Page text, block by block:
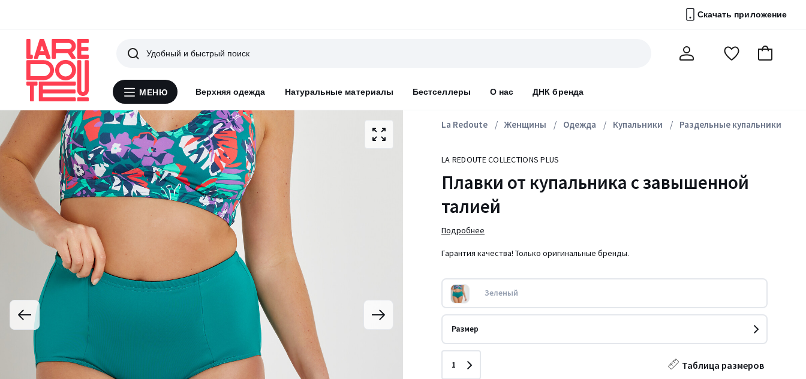
Скачать приложение
Меню
МЕНЮ Верхняя одежда Натуральные материалы Бестселлеры О нас ДНК бренда
Поиск
ПерейтиВ
La Redoute Женщины Одежда Купальники Раздельные купальники
LA REDOUTE COLLECTIONS PLUS
Плавки от купальника с завышенной
талией
Подробнее
Гарантия качества! Только оригинальные бренды.
Зеленый
Размер
Таблица размеров
Количество
1